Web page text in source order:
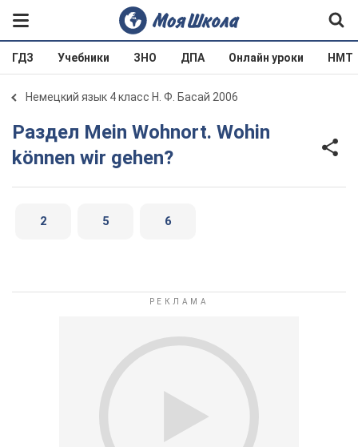
ГДЗ Учебники ЗНО ДПА Онлайн уроки НМТ
Немецкий язык 4 класс Н. Ф. Басай 2006
Раздел Mein Wohnort. Wohin
können wir gehen?
2 5 6